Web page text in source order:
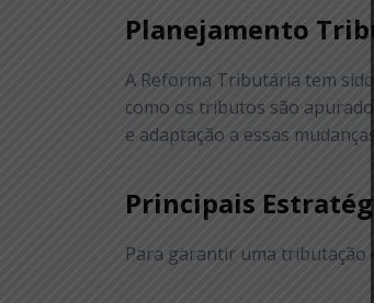
Planejamento
A Reforma Tributária tem
como os tributos são
e adaptação a essas
Principais
Para garantir uma tributação